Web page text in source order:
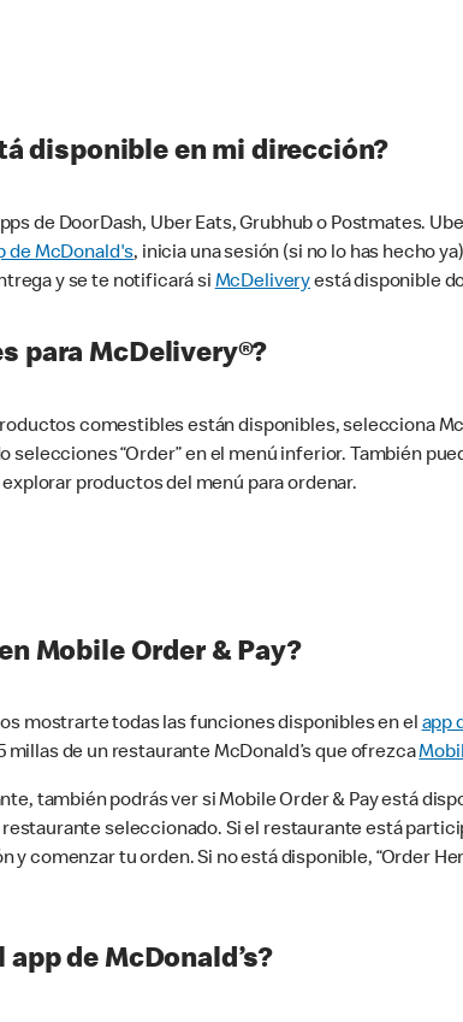
disponible en mi dirección?
de DoorDash, Uber Eats, Grubhub o Postmates.
de McDonald's, inicia una sesión (si no lo has hecho
y se te notificará si McDeliveryestá disponible
para McDelivery®?
comestibles están disponibles, selecciona
“Order” en el menú inferior. También
productos del menú para ordenar.
Mobile Order & Pay?
mostrarte todas las funciones disponibles en elapp
millas de un restaurante McDonald’s que ofrezca
también podrás ver si Mobile Order & Pay está
seleccionado. Si el restaurante está
comenzar tu orden. Si no está disponible, “Order
de McDonald’s?